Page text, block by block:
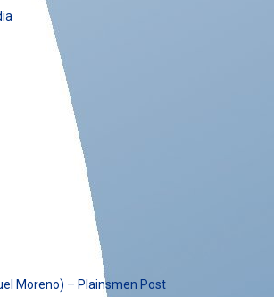
Moreno) – Plainsmen Post